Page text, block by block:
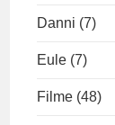
Danni (7)
Eule (7)
Filme (48)